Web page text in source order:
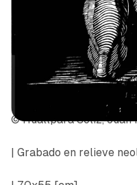
© Huallpara Soliz, Juan
| Grabado en relieve